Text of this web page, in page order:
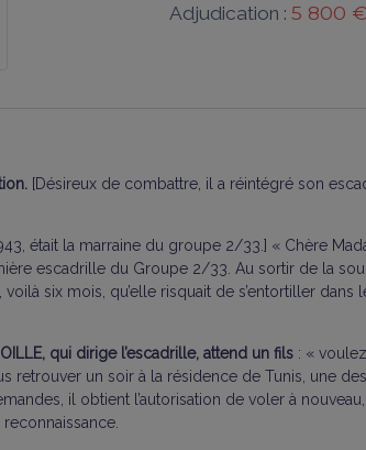
Adjudication : 5 800 €
[Désireux de combattre, il a réintégré son
était la marraine du groupe 2/33.] « Chère
escadrille du Groupe 2/33. Au sortir de la
six mois, qu’elle risquait de s’entortiller
qui dirige l’escadrille, attend un fils : «
retrouver un soir à la résidence de Tunis, une
il obtient l’autorisation de voler à